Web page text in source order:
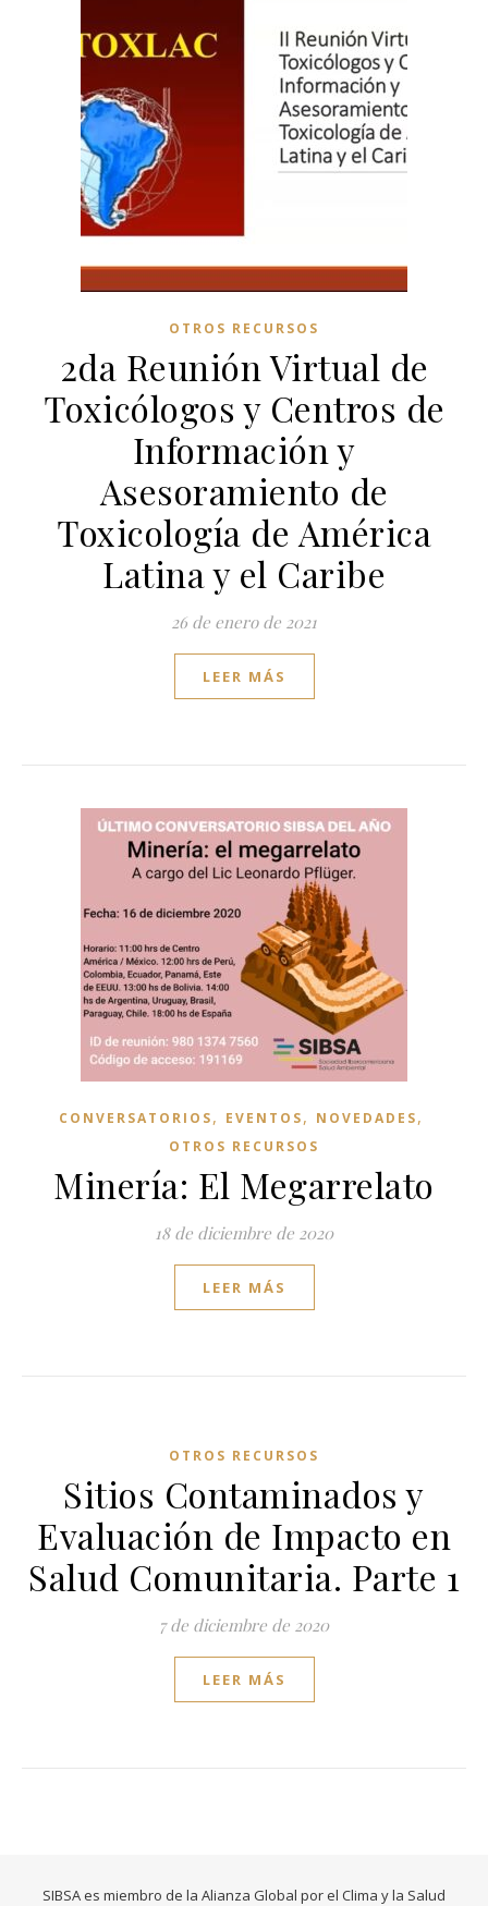
OTROS RECURSOS
2da Reunión Virtual de
Toxicólogos y Centros de
Información y
Asesoramiento de
Toxicología de América
Latina y el Caribe
26 de enero de 2021
LEER MÁS
CONVERSATORIOS, EVENTOS, NOVEDADES,
OTROS RECURSOS
Minería: El Megarrelato
18 de diciembre de 2020
LEER MÁS
OTROS RECURSOS
Sitios Contaminados y
Evaluación de Impacto en
Salud Comunitaria. Parte 1
7 de diciembre de 2020
LEER MÁS
SIBSA es miembro de la Alianza Global por el Clima y la Salud